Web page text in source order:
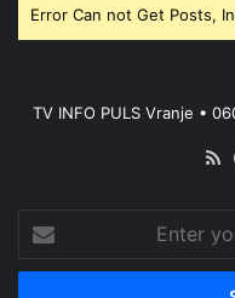
Error Can not Get Posts,
TV INFO PULS Vranje •
your
Email